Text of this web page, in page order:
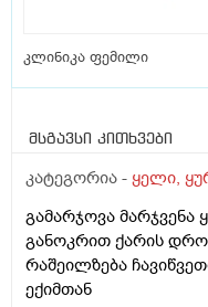
კლინიკა ფემილი
მსგავსი კითხვები
კატეგორია - ყელი,
გამარჯოვა მარჯვენა
განოკრით ქარის
რაშეილზება
ექიმთან